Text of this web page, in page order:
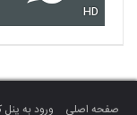
254
HD
صفحه اصلی ورود به پنل